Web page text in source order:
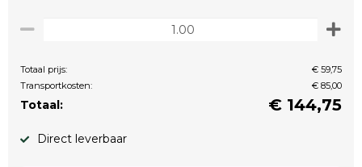
Totaal prijs:
€ 59,75
Transportkosten:
€ 85,00
Totaal: € 144,75
Direct leverbaar